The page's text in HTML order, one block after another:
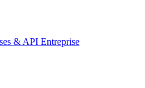
& API Entreprise